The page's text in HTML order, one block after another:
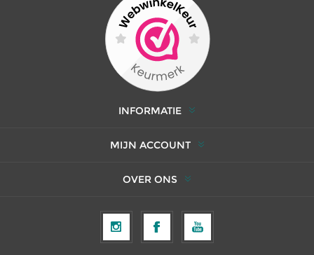
INFORMATIE
MIJN ACCOUNT
OVER ONS